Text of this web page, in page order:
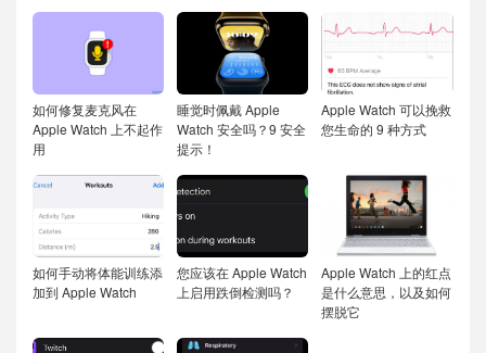
如何修复麦克风在
Apple Watch 上不起作
用
睡觉时佩戴 Apple
Watch 安全吗？9 安全
提示！
Apple Watch 可以挽救
您生命的 9 种方式
如何手动将体能训练添
加到 Apple Watch
您应该在 Apple Watch
上启用跌倒检测吗？
Apple Watch 上的红点
是什么意思，以及如何
摆脱它